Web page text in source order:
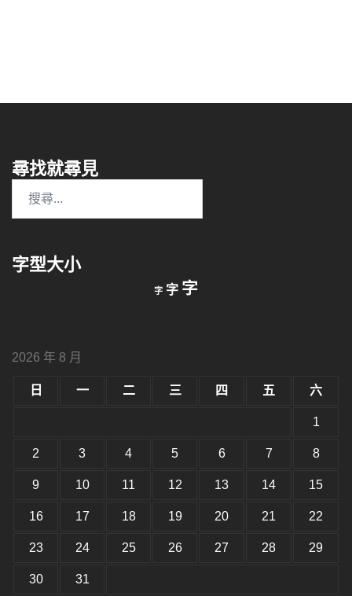
尋找就尋見
字:
字型大小
字 小
字重
小。
字放
2026 年 8 月
日 一 二 三 四 五 六
1
2 3 4 5 6 7 8
9 10 11 12 13 14 15
16 17 18 19 20 21 22
23 24 25 26 27 28 29
30 31